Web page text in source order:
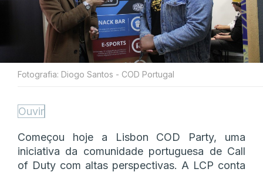
Fotografia: Diogo Santos - COD Portugal
Ouvir
Começou hoje a Lisbon COD Party, uma
iniciativa da comunidade portuguesa de Call
of Duty com altas perspectivas. A LCP conta